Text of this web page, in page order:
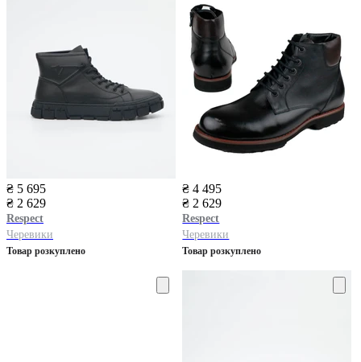
₴ 5 695
₴ 2 629
Respect
Черевики
Товар розкуплено
₴ 4 495
₴ 2 629
Respect
Черевики
Товар розкуплено